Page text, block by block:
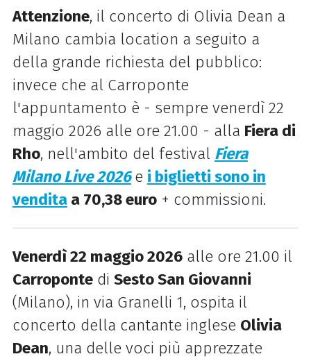
Attenzione, il concerto di Olivia Dean a
Milano cambia location a seguito a
della grande richiesta del pubblico:
invece che al Carroponte
l'appuntamento è - sempre venerdì 22
maggio 2026 alle ore 21.00 - alla Fiera di
Rho, nell'ambito del festival Fiera
Milano Live 2026 e i biglietti sono in
venditaa 70,38 euro+ commissioni.
Venerdì 22 maggio 2026alle ore 21.00 il
Carropontedi Sesto San Giovanni
(Milano), in via Granelli 1, ospita il
concerto della cantante inglese Olivia
Dean, una delle voci più apprezzate